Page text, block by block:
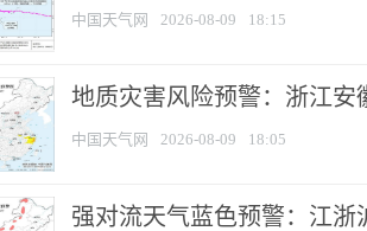
中国天气网 2026-08-09 18:15
地质灾害风险预警：浙江安
中国天气网 2026-08-09 18:05
强对流天气蓝色预警：江浙